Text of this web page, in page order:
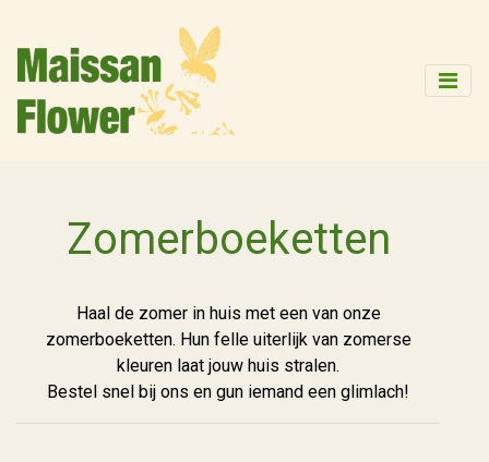
Zomerboeketten
Haal de zomer in huis met een van onze
zomerboeketten. Hun felle uiterlijk van zomerse
kleuren laat jouw huis stralen.
Bestel snel bij ons en gun iemand een glimlach!